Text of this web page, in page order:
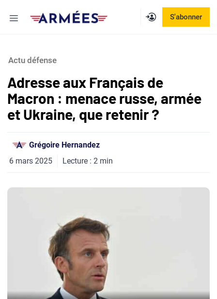
S'abonner
Menu
Actu défense
Adresse aux Français de
Macron : menace russe, armée
et Ukraine, que retenir ?
Grégoire Hernandez
6 mars 2025
Lecture : 2 min